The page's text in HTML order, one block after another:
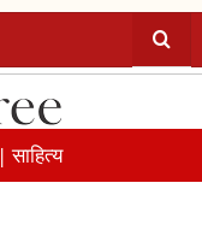
|साहित्य